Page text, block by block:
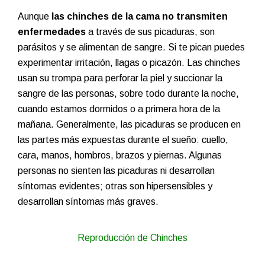
Aunque las chinches de la cama no transmiten
enfermedades a través de sus picaduras, son
parásitos y se alimentan de sangre. Si te pican puedes
experimentar irritación, llagas o picazón. Las chinches
usan su trompa para perforar la piel y succionar la
sangre de las personas, sobre todo durante la noche,
cuando estamos dormidos o a primera hora de la
mañana. Generalmente, las picaduras se producen en
las partes más expuestas durante el sueño: cuello,
cara, manos, hombros, brazos y piernas. Algunas
personas no sienten las picaduras ni desarrollan
síntomas evidentes; otras son hipersensibles y
desarrollan síntomas más graves.
Reproducción de Chinches